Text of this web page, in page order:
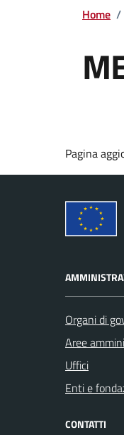
Home /
Pagina
Organi di
Aree
Uffici
Enti e
CONTATTI